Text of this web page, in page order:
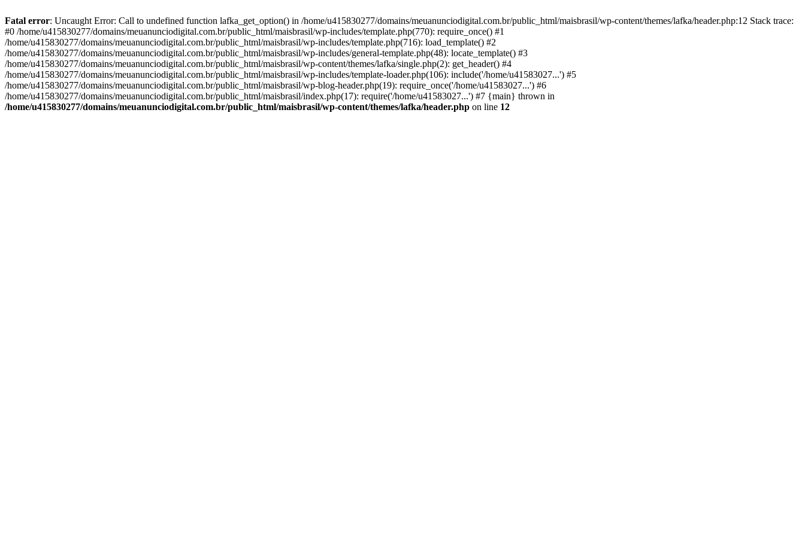
Fatal error: Uncaught Error: Call to undefined function lafka_get_option() in /home/u415830277/domains/meuanunciodigital.com.br/public_html/maisbrasil/wp-content/themes/lafka/header.php:12 Stack trace:
#0 /home/u415830277/domains/meuanunciodigital.com.br/public_html/maisbrasil/wp-includes/template.php(770): require_once() #1
/home/u415830277/domains/meuanunciodigital.com.br/public_html/maisbrasil/wp-includes/template.php(716): load_template() #2
/home/u415830277/domains/meuanunciodigital.com.br/public_html/maisbrasil/wp-includes/general-template.php(48): locate_template() #3
/home/u415830277/domains/meuanunciodigital.com.br/public_html/maisbrasil/wp-content/themes/lafka/single.php(2): get_header() #4
/home/u415830277/domains/meuanunciodigital.com.br/public_html/maisbrasil/wp-includes/template-loader.php(106): include('/home/u41583027...') #5
/home/u415830277/domains/meuanunciodigital.com.br/public_html/maisbrasil/wp-blog-header.php(19): require_once('/home/u41583027...') #6
/home/u415830277/domains/meuanunciodigital.com.br/public_html/maisbrasil/index.php(17): require('/home/u41583027...') #7 {main} thrown in
/home/u415830277/domains/meuanunciodigital.com.br/public_html/maisbrasil/wp-content/themes/lafka/header.php on line 12